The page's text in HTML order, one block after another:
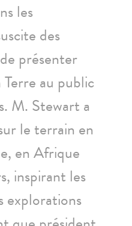
les
des
présenter
Terre au public
M. Stewart a
le terrain en
en Afrique
inspirant les
explorations